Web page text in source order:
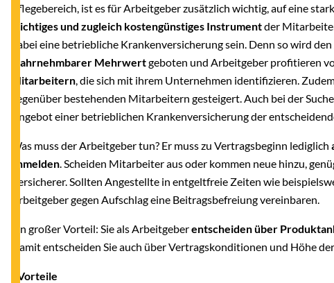
Pflegebereich, ist es für Arbeitgeber zusätzlich wichtig, auf eine
wichtiges und zugleich kostengünstiges Instrumentder
dabei eine betriebliche Krankenversicherung sein. Denn so wird
wahrnehmbarer Mehrwertgeboten und Arbeitgeber profitieren
Mitarbeitern, die sich mit ihrem Unternehmen identifizieren.
gegenüber bestehenden Mitarbeitern gesteigert. Auch bei der
Angebot einer betrieblichen Krankenversicherung der
Was muss der Arbeitgeber tun? Er muss zu Vertragsbeginn lediglich
anmelden. Scheiden Mitarbeiter aus oder kommen neue hinzu,
Versicherer. Sollten Angestellte in entgeltfreie Zeiten wie
Arbeitgeber gegen Aufschlag eine Beitragsbefreiung vereinbaren.
Ein großer Vorteil: Sie als Arbeitgeberentscheiden über
Damit entscheiden Sie auch über Vertragskonditionen und Höhe
- Vorteile